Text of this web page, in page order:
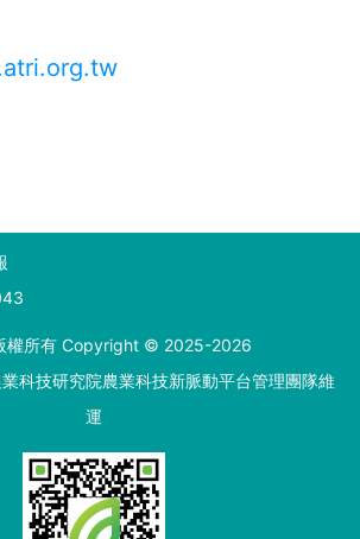
權所有 Copyright © 2025-2026
科技研究院農業科技新脈動平台管理團隊維
運